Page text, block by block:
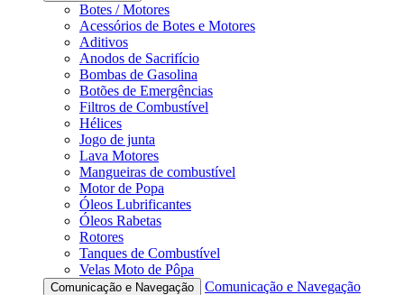
Botes / Motores
Acessórios de Botes e Motores
Aditivos
Anodos de Sacrifício
Bombas de Gasolina
Botões de Emergências
Filtros de Combustível
Hélices
Jogo de junta
Lava Motores
Mangueiras de combustível
Motor de Popa
Óleos Lubrificantes
Óleos Rabetas
Rotores
Tanques de Combustível
Velas Moto de Pôpa
Comunicação e Navegação
Comunicação e Navegação